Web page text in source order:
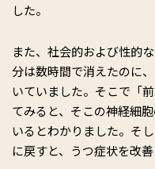
した。
また、社会的および性的
分は数時間で消えたのに
いていました。そこで「
てみると、そこの神経細
いるとわかりました。そ
に戻すと、うつ症状を改